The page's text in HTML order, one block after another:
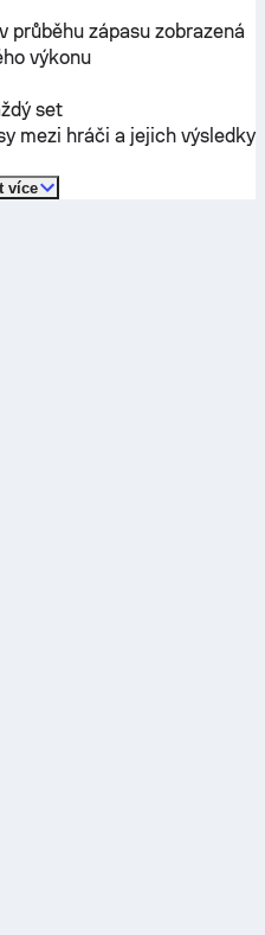
průběhu zápasu zobrazená
výkonu
set
mezi hráči a jejich výsledky
více